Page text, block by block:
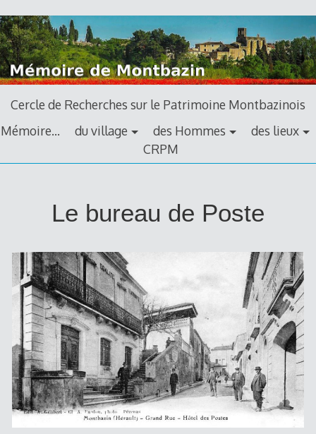
au
contenu
principal
Cercle de Recherches sur le Patrimoine Montbazinois
Mémoire…
du village des Hommes
des lieux
CRPM
posteLe bureau de Poste